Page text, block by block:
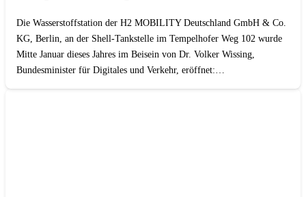
Die Wasserstoffstation der H2 MOBILITY Deutschland GmbH & Co.
KG, Berlin, an der Shell-Tankstelle im Tempelhofer Weg 102 wurde
Mitte Januar dieses Jahres im Beisein von Dr. Volker Wissing,
Bundesminister für Digitales und Verkehr, eröffnet:…